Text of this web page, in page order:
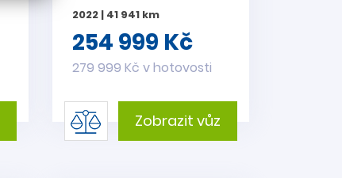
2022 | 41 941 km
254 999 Kč
279 999 Kč v hotovosti
Zobrazit vůz